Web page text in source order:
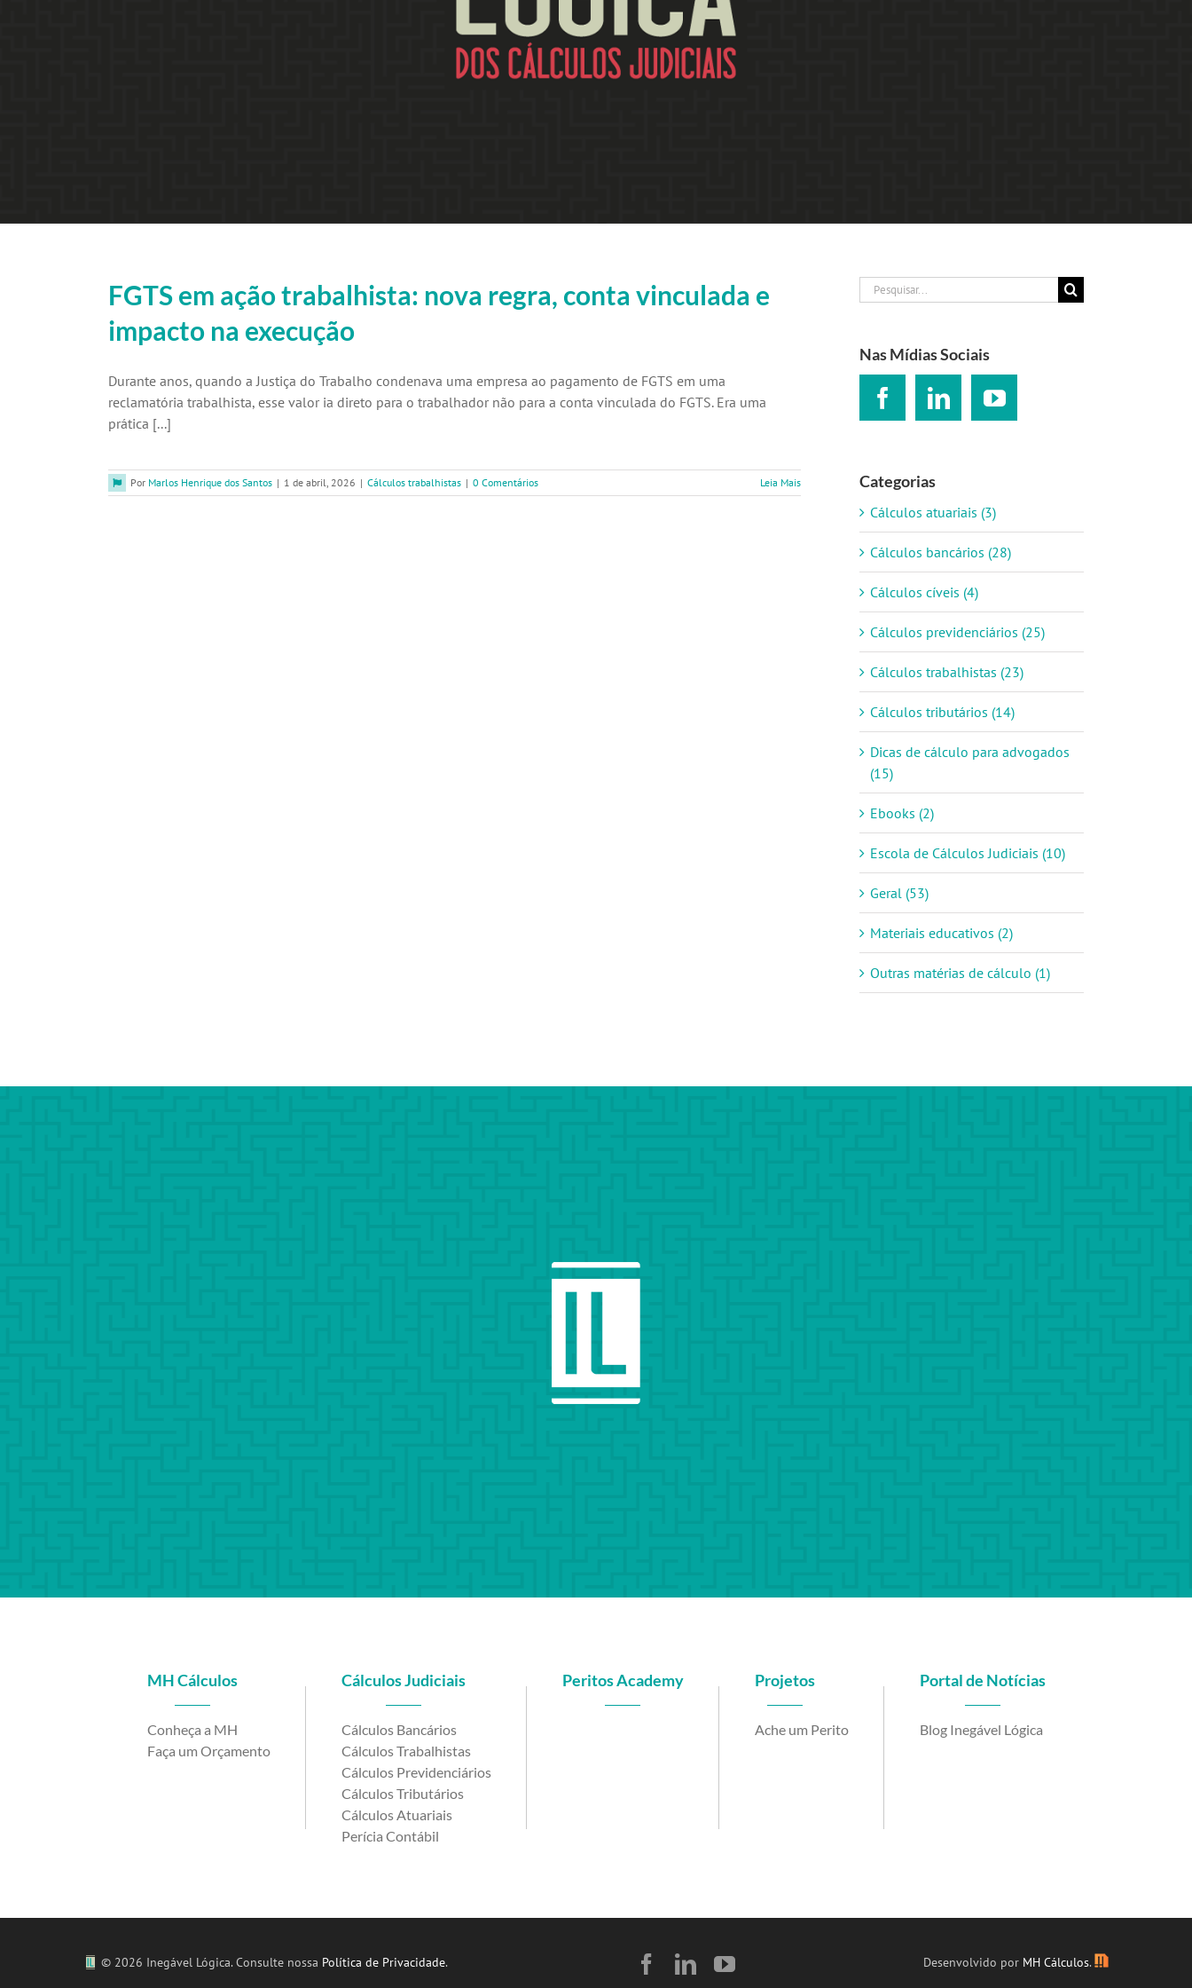
FGTS em ação trabalhista: nova regra, conta vinculada e
impacto na execução
Durante anos, quando a Justiça do Trabalho condenava uma empresa ao pagamento de FGTS em uma
reclamatória trabalhista, esse valor ia direto para o trabalhador não para a conta vinculada do FGTS. Era uma
prática [...]
Por Marlos Henrique dos Santos | 1 de abril, 2026 | Cálculos trabalhistas | 0 Comentários Leia Mais
Buscar
resultados
Nas Mídias Sociais
Categorias
Cálculos atuariais (3)
Cálculos bancários (28)
Cálculos cíveis (4)
Cálculos previdenciários (25)
Cálculos trabalhistas (23)
Cálculos tributários (14)
Dicas de cálculo para advogados
(15)
Ebooks (2)
Escola de Cálculos Judiciais (10)
Geral (53)
Materiais educativos (2)
Outras matérias de cálculo (1)
MH Cálculos
Conheça a MH
Faça um Orçamento
Cálculos Judiciais
Cálculos Bancários
Cálculos Trabalhistas
Cálculos Previdenciários
Cálculos Tributários
Cálculos Atuariais
Perícia Contábil
Peritos Academy Projetos
Ache um Perito
Portal de Notícias
Blog Inegável Lógica
© 2026 Inegável Lógica. Consulte nossa Política de Privacidade. Desenvolvido por MH Cálculos.
Facebook
LinkedInYouTube